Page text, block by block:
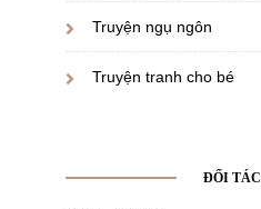
Truyện ngụ ngôn
Truyện tranh cho bé
ĐỐI TÁC